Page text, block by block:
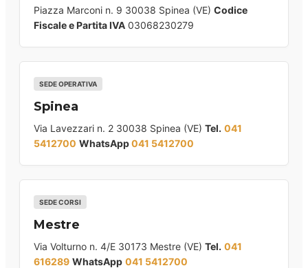
Piazza Marconi n. 9 30038 Spinea (VE) Codice
Fiscale e Partita IVA 03068230279
SEDE OPERATIVA
Spinea
Via Lavezzari n. 2 30038 Spinea (VE) Tel. 041
5412700 WhatsApp041 5412700
SEDE CORSI
Mestre
Via Volturno n. 4/E 30173 Mestre (VE) Tel. 041
616289 WhatsApp 041 5412700